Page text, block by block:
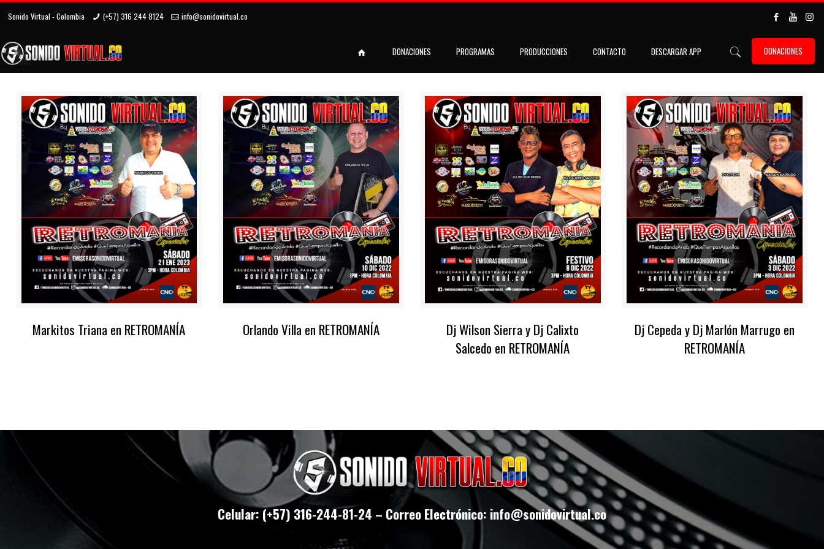
Sonido Virtual - Colombia (+57) 316 244 8124 info@sonidovirtual.co
DONACIONES PROGRAMAS PRODUCCIONES CONTACTO DESCARGAR APP DONACIONES
Markitos Triana en RETROMANÍA Orlando Villa en RETROMANÍA
Dj Wilson Sierra y Dj Calixto
Salcedo en RETROMANÍA
Dj Cepeda y Dj Marlón Marrugo en
RETROMANÍA
Celular: (+57) 316-244-81-24 – Correo Electrónico: info@sonidovirtual.co